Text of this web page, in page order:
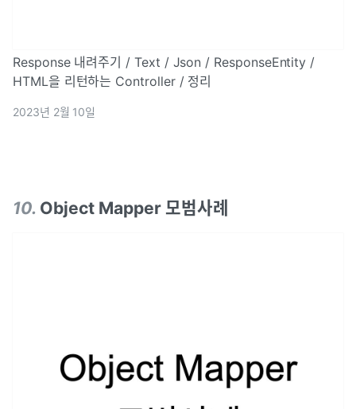
Response 내려주기 / Text / Json / ResponseEntity /
HTML을 리턴하는 Controller / 정리
2023년 2월 10일
10. Object Mapper 모범사례